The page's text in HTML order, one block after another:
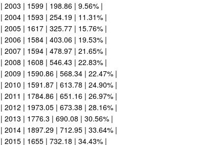
| 2003 | 1599 | 198.86 | 9.56% |
| 2004 | 1593 | 254.19 | 11.31% |
| 2005 | 1617 | 325.77 | 15.76% |
| 2006 | 1584 | 403.06 | 19.53% |
| 2007 | 1594 | 478.97 | 21.65% |
| 2008 | 1608 | 546.43 | 22.83% |
| 2009 | 1590.86 | 568.34 | 22.47% |
| 2010 | 1591.87 | 613.78 | 24.90% |
| 2011 | 1784.86 | 651.16 | 26.97% |
| 2012 | 1973.05 | 673.38 | 28.16% |
| 2013 | 1776.3 | 690.08 | 30.56% |
| 2014 | 1897.29 | 712.95 | 33.64% |
| 2015 | 1655 | 732.18 | 34.43% |